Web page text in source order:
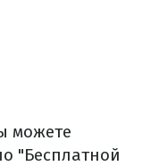
можете
"Бесплатной